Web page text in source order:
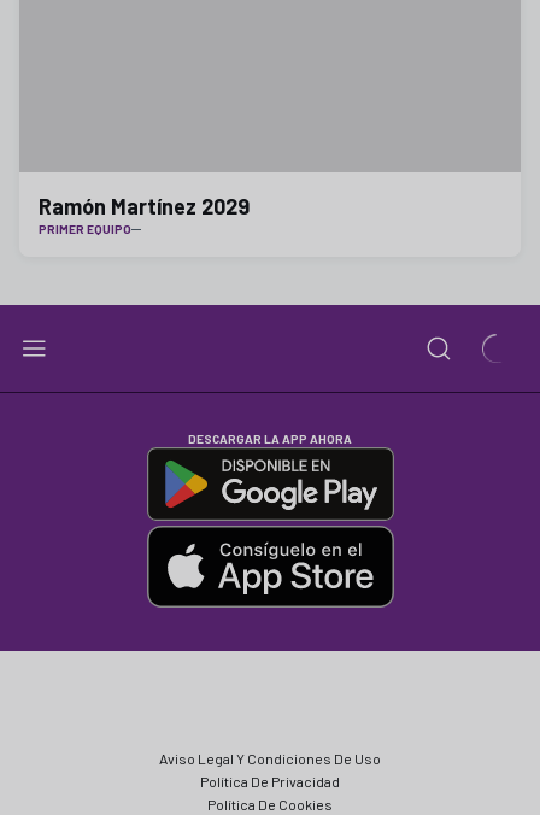
Ramón Martínez 2029
PRIMER EQUIPO
DESCARGAR LA APP AHORA
Aviso Legal Y Condiciones De Uso
Política De Privacidad
Política De Cookies